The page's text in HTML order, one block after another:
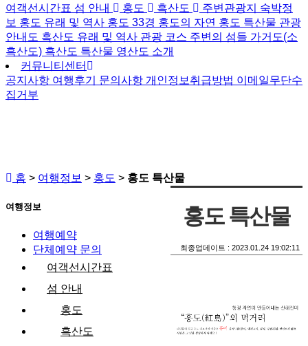
여객선시간표 섬 안내 홍도 흑산도 주변관광지 숙박정
보 홍도 유래 및 역사 홍도 33경 홍도의 자연 홍도 특산물 관광
안내도 흑산도 유래 및 역사 관광 코스 주변의 섬들 가거도(소
흑산도) 흑산도 특산물 영산도 소개
커뮤니티센터
공지사항 여행후기 문의사항 개인정보취급방법 이메일무단수
집거부
홈 > 여행정보 > 홍도 > 홍도 특산물
여행정보
여행예약
단체예약 문의
여객선시간표
섬 안내
홍도
흑산도
홍도 특산물
최종업데이트 :2023.01.24 19:02:11